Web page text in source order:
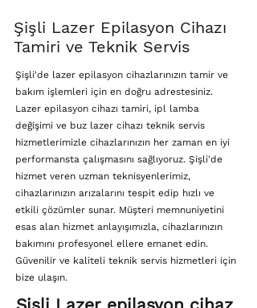
Şişli Lazer Epilasyon Cihazı
Tamiri ve Teknik Servis
Şişli'de lazer epilasyon cihazlarınızın tamir ve
bakım işlemleri için en doğru adrestesiniz.
Lazer epilasyon cihazı tamiri, ipl lamba
değişimi ve buz lazer cihazı teknik servis
hizmetlerimizle cihazlarınızın her zaman en iyi
performansta çalışmasını sağlıyoruz. Şişli'de
hizmet veren uzman teknisyenlerimiz,
cihazlarınızın arızalarını tespit edip hızlı ve
etkili çözümler sunar. Müşteri memnuniyetini
esas alan hizmet anlayışımızla, cihazlarınızın
bakımını profesyonel ellere emanet edin.
Güvenilir ve kaliteli teknik servis hizmetleri için
bize ulaşın.